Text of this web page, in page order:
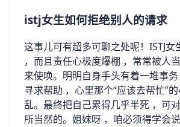
istj女生如何拒绝别人的请求
这事儿可有超多可聊之处呢！ISTJ女
，而且责任心极度爆棚 ，常常被人
来使唤。明明自身手头有着一堆事
寻求帮助 ，心里那个“应该去帮忙”
乱。最终把自己累得几乎半死 ，可
所当然的。姐妹呀 ，咱必须得学会说